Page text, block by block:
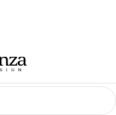
3 Taksit Fırsatı